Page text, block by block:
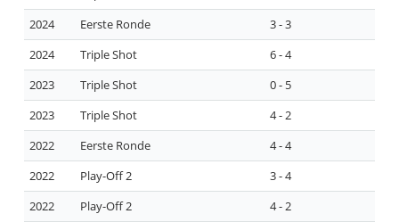
2024
Eerste Ronde
3 - 3
2024
Triple Shot
6 - 4
2023
Triple Shot
0 - 5
2023
Triple Shot
4 - 2
2022
Eerste Ronde
4 - 4
2022
Play-Off 2
3 - 4
2022
Play-Off 2 4 - 2